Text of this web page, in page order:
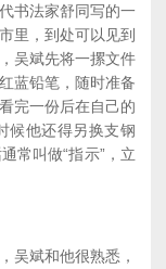
书法家舒同写的一
里，到处可以见到
吴斌先将一摞文件
蓝铅笔，随时准备
完一份后在自己的
候他还得另换支钢
常叫做“指示”，立
吴斌和他很熟悉，